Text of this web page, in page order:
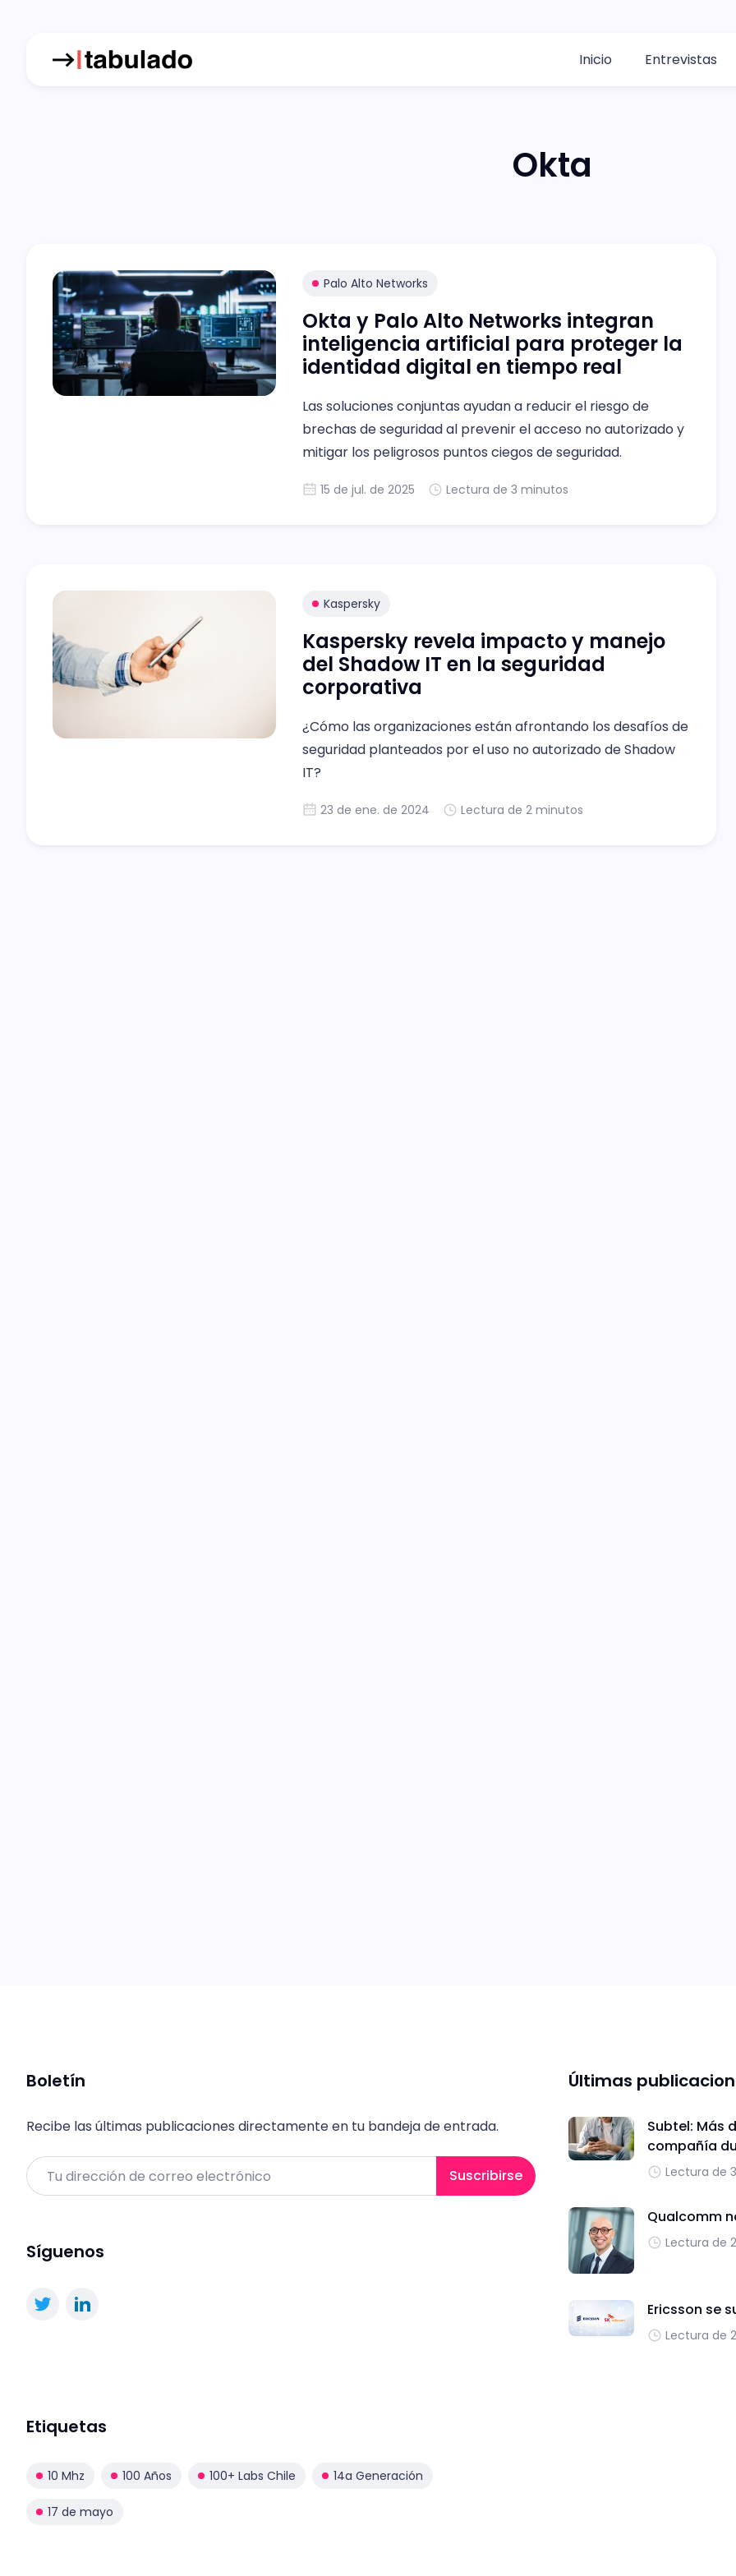
Inicio Entrevistas
Okta
Palo Alto Networks
Okta y Palo Alto Networks integran
inteligencia artificial para proteger la
identidad digital en tiempo real
Las soluciones conjuntas ayudan a reducir el riesgo de
brechas de seguridad al prevenir el acceso no autorizado y
mitigar los peligrosos puntos ciegos de seguridad.
15 de jul. de 2025 Lectura de 3 minutos
Kaspersky
Kaspersky revela impacto y manejo
del Shadow IT en la seguridad
corporativa
¿Cómo las organizaciones están afrontando los desafíos de
seguridad planteados por el uso no autorizado de Shadow
IT?
23 de ene. de 2024 Lectura de 2 minutos
Boletín
Recibe las últimas publicaciones directamente en tu bandeja de entrada.
Email Suscribirse
Síguenos
Últimas
Subtel: Más
compañía
Lectura de
Qualcomm
Lectura de
Ericsson se
Lectura de
Etiquetas
10 Mhz 100 Años 100+ Labs Chile 14a Generación
17 de mayo